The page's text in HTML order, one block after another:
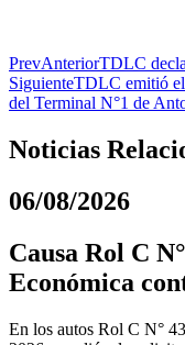
PrevAnteriorTDLC
SiguienteTDLC emitió el
del Terminal N°1 de
Noticias
06/08/2026
Causa Rol C
Económica
En los autos Rol C N°